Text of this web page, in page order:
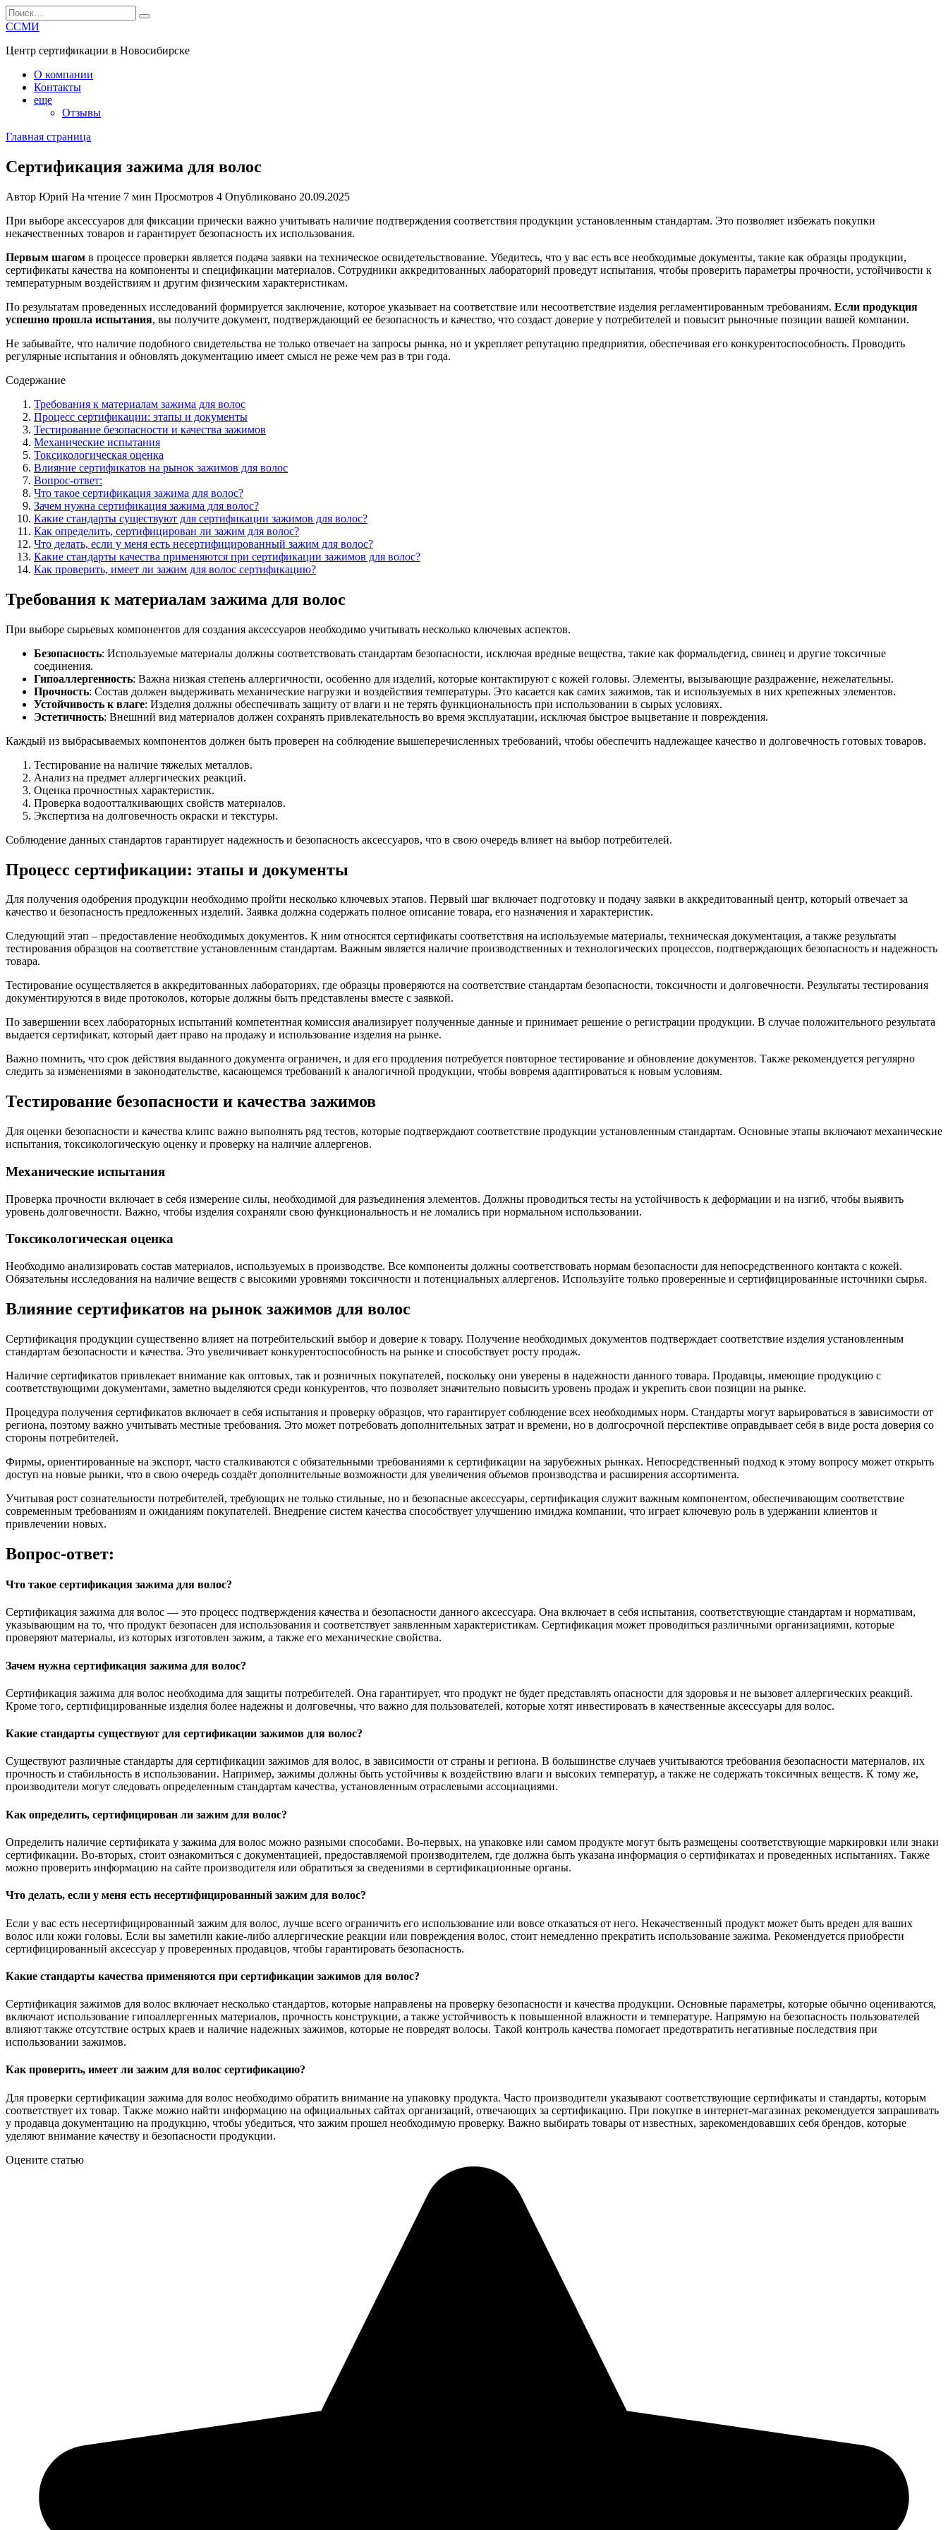
Перейти
к
Search
for:
ССМИ
Центр сертификации в Новосибирске
О компании
Контакты
еще
Отзывы
Главная страница
Сертификация зажима для волос
Автор Юрий На чтение 7 мин Просмотров 4 Опубликовано 20.09.2025
При выборе аксессуаров для фиксации прически важно учитывать наличие подтверждения соответствия продукции установленным стандартам. Это позволяет избежать покупки
некачественных товаров и гарантирует безопасность их использования.
Первым шагом в процессе проверки является подача заявки на техническое освидетельствование. Убедитесь, что у вас есть все необходимые документы, такие как образцы продукции,
сертификаты качества на компоненты и спецификации материалов. Сотрудники аккредитованных лабораторий проведут испытания, чтобы проверить параметры прочности, устойчивости к
температурным воздействиям и другим физическим характеристикам.
По результатам проведенных исследований формируется заключение, которое указывает на соответствие или несоответствие изделия регламентированным требованиям. Если продукция
успешно прошла испытания, вы получите документ, подтверждающий ее безопасность и качество, что создаст доверие у потребителей и повысит рыночные позиции вашей компании.
Не забывайте, что наличие подобного свидетельства не только отвечает на запросы рынка, но и укрепляет репутацию предприятия, обеспечивая его конкурентоспособность. Проводить
регулярные испытания и обновлять документацию имеет смысл не реже чем раз в три года.
Содержание
Требования к материалам зажима для волос
Процесс сертификации: этапы и документы
Тестирование безопасности и качества зажимов
Механические испытания
Токсикологическая оценка
Влияние сертификатов на рынок зажимов для волос
Вопрос-ответ:
Что такое сертификация зажима для волос?
Зачем нужна сертификация зажима для волос?
Какие стандарты существуют для сертификации зажимов для волос?
Как определить, сертифицирован ли зажим для волос?
Что делать, если у меня есть несертифицированный зажим для волос?
Какие стандарты качества применяются при сертификации зажимов для волос?
Как проверить, имеет ли зажим для волос сертификацию?
Требования к материалам зажима для волос
При выборе сырьевых компонентов для создания аксессуаров необходимо учитывать несколько ключевых аспектов.
Безопасность: Используемые материалы должны соответствовать стандартам безопасности, исключая вредные вещества, такие как формальдегид, свинец и другие токсичные
соединения.
Гипоаллергенность: Важна низкая степень аллергичности, особенно для изделий, которые контактируют с кожей головы. Элементы, вызывающие раздражение, нежелательны.
Прочность: Состав должен выдерживать механические нагрузки и воздействия температуры. Это касается как самих зажимов, так и используемых в них крепежных элементов.
Устойчивость к влаге: Изделия должны обеспечивать защиту от влаги и не терять функциональность при использовании в сырых условиях.
Эстетичность: Внешний вид материалов должен сохранять привлекательность во время эксплуатации, исключая быстрое выцветание и повреждения.
Каждый из выбрасываемых компонентов должен быть проверен на соблюдение вышеперечисленных требований, чтобы обеспечить надлежащее качество и долговечность готовых товаров.
Тестирование на наличие тяжелых металлов.
Анализ на предмет аллергических реакций.
Оценка прочностных характеристик.
Проверка водоотталкивающих свойств материалов.
Экспертиза на долговечность окраски и текстуры.
Соблюдение данных стандартов гарантирует надежность и безопасность аксессуаров, что в свою очередь влияет на выбор потребителей.
Процесс сертификации: этапы и документы
Для получения одобрения продукции необходимо пройти несколько ключевых этапов. Первый шаг включает подготовку и подачу заявки в аккредитованный центр, который отвечает за
качество и безопасность предложенных изделий. Заявка должна содержать полное описание товара, его назначения и характеристик.
Следующий этап – предоставление необходимых документов. К ним относятся сертификаты соответствия на используемые материалы, техническая документация, а также результаты
тестирования образцов на соответствие установленным стандартам. Важным является наличие производственных и технологических процессов, подтверждающих безопасность и надежность
товара.
Тестирование осуществляется в аккредитованных лабораториях, где образцы проверяются на соответствие стандартам безопасности, токсичности и долговечности. Результаты тестирования
документируются в виде протоколов, которые должны быть представлены вместе с заявкой.
По завершении всех лабораторных испытаний компетентная комиссия анализирует полученные данные и принимает решение о регистрации продукции. В случае положительного результата
выдается сертификат, который дает право на продажу и использование изделия на рынке.
Важно помнить, что срок действия выданного документа ограничен, и для его продления потребуется повторное тестирование и обновление документов. Также рекомендуется регулярно
следить за изменениями в законодательстве, касающемся требований к аналогичной продукции, чтобы вовремя адаптироваться к новым условиям.
Тестирование безопасности и качества зажимов
Для оценки безопасности и качества клипс важно выполнять ряд тестов, которые подтверждают соответствие продукции установленным стандартам. Основные этапы включают механические
испытания, токсикологическую оценку и проверку на наличие аллергенов.
Механические испытания
Проверка прочности включает в себя измерение силы, необходимой для разъединения элементов. Должны проводиться тесты на устойчивость к деформации и на изгиб, чтобы выявить
уровень долговечности. Важно, чтобы изделия сохраняли свою функциональность и не ломались при нормальном использовании.
Токсикологическая оценка
Необходимо анализировать состав материалов, используемых в производстве. Все компоненты должны соответствовать нормам безопасности для непосредственного контакта с кожей.
Обязательны исследования на наличие веществ с высокими уровнями токсичности и потенциальных аллергенов. Используйте только проверенные и сертифицированные источники сырья.
Влияние сертификатов на рынок зажимов для волос
Сертификация продукции существенно влияет на потребительский выбор и доверие к товару. Получение необходимых документов подтверждает соответствие изделия установленным
стандартам безопасности и качества. Это увеличивает конкурентоспособность на рынке и способствует росту продаж.
Наличие сертификатов привлекает внимание как оптовых, так и розничных покупателей, поскольку они уверены в надежности данного товара. Продавцы, имеющие продукцию с
соответствующими документами, заметно выделяются среди конкурентов, что позволяет значительно повысить уровень продаж и укрепить свои позиции на рынке.
Процедура получения сертификатов включает в себя испытания и проверку образцов, что гарантирует соблюдение всех необходимых норм. Стандарты могут варьироваться в зависимости от
региона, поэтому важно учитывать местные требования. Это может потребовать дополнительных затрат и времени, но в долгосрочной перспективе оправдывает себя в виде роста доверия со
стороны потребителей.
Фирмы, ориентированные на экспорт, часто сталкиваются с обязательными требованиями к сертификации на зарубежных рынках. Непосредственный подход к этому вопросу может открыть
доступ на новые рынки, что в свою очередь создаёт дополнительные возможности для увеличения объемов производства и расширения ассортимента.
Учитывая рост сознательности потребителей, требующих не только стильные, но и безопасные аксессуары, сертификация служит важным компонентом, обеспечивающим соответствие
современным требованиям и ожиданиям покупателей. Внедрение систем качества способствует улучшению имиджа компании, что играет ключевую роль в удержании клиентов и
привлечении новых.
Вопрос-ответ:
Что такое сертификация зажима для волос?
Сертификация зажима для волос — это процесс подтверждения качества и безопасности данного аксессуара. Она включает в себя испытания, соответствующие стандартам и нормативам,
указывающим на то, что продукт безопасен для использования и соответствует заявленным характеристикам. Сертификация может проводиться различными организациями, которые
проверяют материалы, из которых изготовлен зажим, а также его механические свойства.
Зачем нужна сертификация зажима для волос?
Сертификация зажима для волос необходима для защиты потребителей. Она гарантирует, что продукт не будет представлять опасности для здоровья и не вызовет аллергических реакций.
Кроме того, сертифицированные изделия более надежны и долговечны, что важно для пользователей, которые хотят инвестировать в качественные аксессуары для волос.
Какие стандарты существуют для сертификации зажимов для волос?
Существуют различные стандарты для сертификации зажимов для волос, в зависимости от страны и региона. В большинстве случаев учитываются требования безопасности материалов, их
прочность и стабильность в использовании. Например, зажимы должны быть устойчивы к воздействию влаги и высоких температур, а также не содержать токсичных веществ. К тому же,
производители могут следовать определенным стандартам качества, установленным отраслевыми ассоциациями.
Как определить, сертифицирован ли зажим для волос?
Определить наличие сертификата у зажима для волос можно разными способами. Во-первых, на упаковке или самом продукте могут быть размещены соответствующие маркировки или знаки
сертификации. Во-вторых, стоит ознакомиться с документацией, предоставляемой производителем, где должна быть указана информация о сертификатах и проведенных испытаниях. Также
можно проверить информацию на сайте производителя или обратиться за сведениями в сертификационные органы.
Что делать, если у меня есть несертифицированный зажим для волос?
Если у вас есть несертифицированный зажим для волос, лучше всего ограничить его использование или вовсе отказаться от него. Некачественный продукт может быть вреден для ваших
волос или кожи головы. Если вы заметили какие-либо аллергические реакции или повреждения волос, стоит немедленно прекратить использование зажима. Рекомендуется приобрести
сертифицированный аксессуар у проверенных продавцов, чтобы гарантировать безопасность.
Какие стандарты качества применяются при сертификации зажимов для волос?
Сертификация зажимов для волос включает несколько стандартов, которые направлены на проверку безопасности и качества продукции. Основные параметры, которые обычно оцениваются,
включают использование гипоаллергенных материалов, прочность конструкции, а также устойчивость к повышенной влажности и температуре. Напрямую на безопасность пользователей
влияют также отсутствие острых краев и наличие надежных зажимов, которые не повредят волосы. Такой контроль качества помогает предотвратить негативные последствия при
использовании зажимов.
Как проверить, имеет ли зажим для волос сертификацию?
Для проверки сертификации зажима для волос необходимо обратить внимание на упаковку продукта. Часто производители указывают соответствующие сертификаты и стандарты, которым
соответствует их товар. Также можно найти информацию на официальных сайтах организаций, отвечающих за сертификацию. При покупке в интернет-магазинах рекомендуется запрашивать
у продавца документацию на продукцию, чтобы убедиться, что зажим прошел необходимую проверку. Важно выбирать товары от известных, зарекомендовавших себя брендов, которые
уделяют внимание качеству и безопасности продукции.
Оцените статью